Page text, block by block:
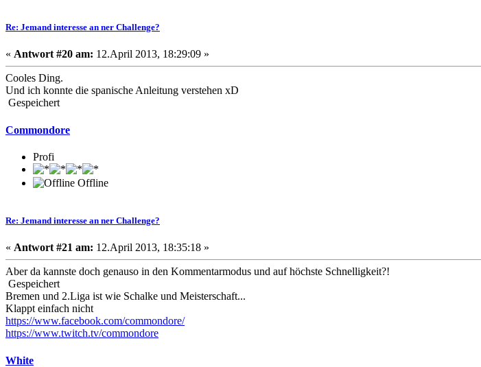
Re: Jemand interesse an ner Challenge?
« Antwort #20 am: 12.April 2013, 18:29:09 »
Cooles Ding.
Und ich konnte die spanische Anleitung verstehen xD
Gespeichert
Commondore
Profi
Offline
Re: Jemand interesse an ner Challenge?
« Antwort #21 am: 12.April 2013, 18:35:18 »
Aber da kannste doch genauso in den Kommentarmodus und auf höchste Schnelligkeit?!
Gespeichert
Bremen und 2.Liga ist wie Schalke und Meisterschaft...
Klappt einfach nicht
https://www.facebook.com/commondore/
https://www.twitch.tv/commondore
White